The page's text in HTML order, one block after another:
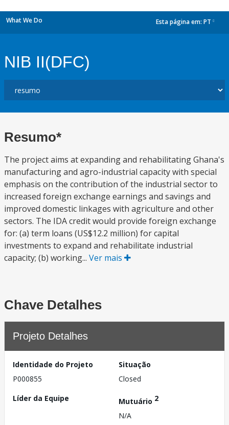
What We Do Esta página em: PT
NIB II(DFC)
Resumo*
The project aims at expanding and rehabilitating Ghana's
manufacturing and agro-industrial capacity with special
emphasis on the contribution of the industrial sector to
increased foreign exchange earnings and savings and
improved domestic linkages with agriculture and other
sectors. The IDA credit would provide foreign exchange
for: (a) term loans (US$12.2 million) for capital
investments to expand and rehabilitate industrial
capacity; (b) working... Ver mais
Chave Detalhes
Projeto Detalhes
Identidade do Projeto
P000855
Situação
Closed
Líder da Equipe
Mutuário 2
N/A